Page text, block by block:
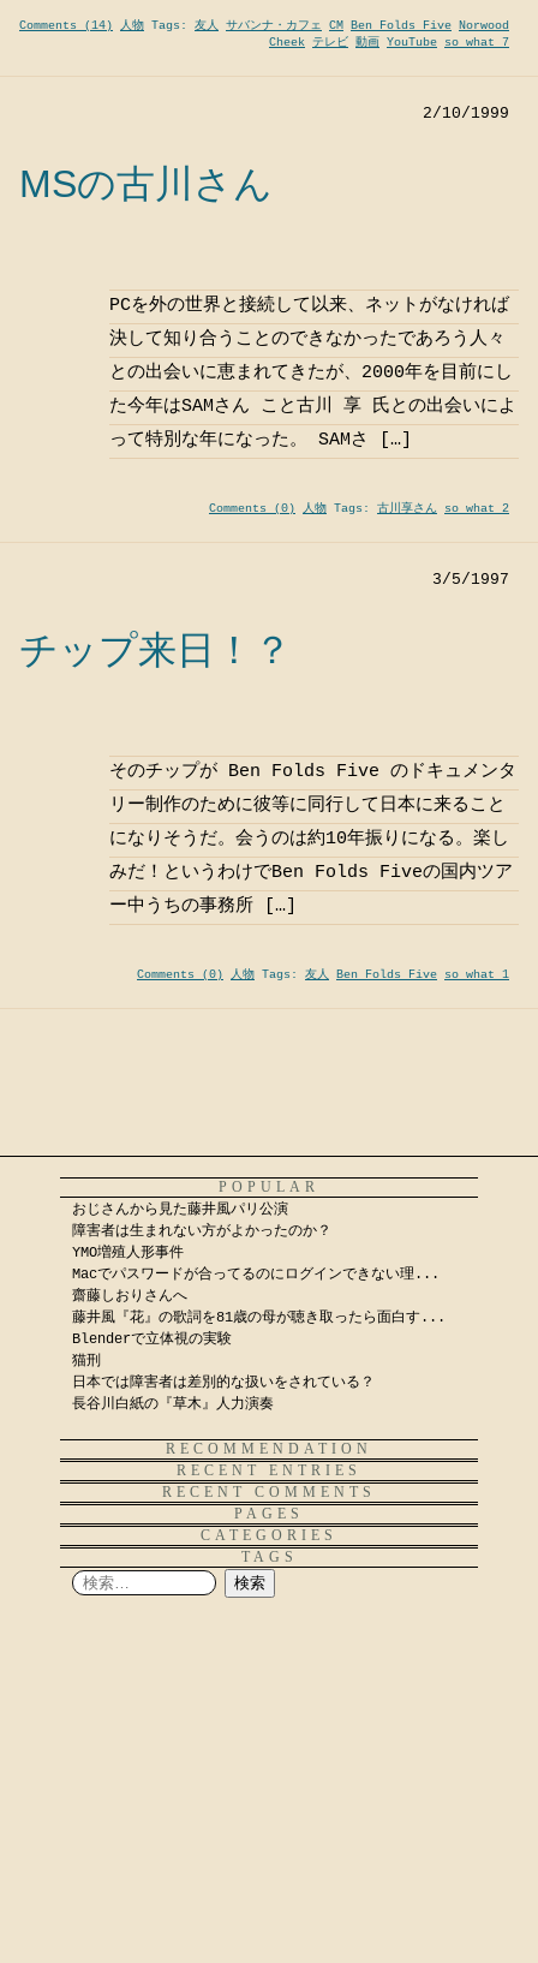
Comments (14) 人物 Tags: 友人 サバンナ・カフェ CM Ben Folds Five
Norwood
Cheek テレビ 動画 YouTube so what 7
2/10/1999
MSの古川さん
PCを外の世界と接続して以来、ネットがなければ
決して知り合うことのできなかったであろう人々
との出会いに恵まれてきたが、2000年を目前にし
た今年はSAMさん こと古川 享 氏との出会いによ
って特別な年になった。 SAMさ […]
Comments (0) 人物 Tags: 古川享さん so what 2
3/5/1997
チップ来日！？
そのチップが Ben Folds Five のドキュメンタ
リー制作のために彼等に同行して日本に来ること
になりそうだ。会うのは約10年振りになる。楽し
みだ！というわけでBen Folds Fiveの国内ツア
ー中うちの事務所 […]
Comments (0) 人物 Tags: 友人 Ben Folds Five so what 1
POPULAR
おじさんから見た藤井風パリ公演
障害者は生まれない方がよかったのか？
YMO増殖人形事件
Macでパスワードが合ってるのにログインできない理...
齋藤しおりさんへ
藤井風『花』の歌詞を81歳の母が聴き取ったら面白す...
Blenderで立体視の実験
猫刑
日本では障害者は差別的な扱いをされている？
長谷川白紙の『草木』人力演奏
RECOMMENDATION
RECENT ENTRIES
RECENT COMMENTS
PAGES
CATEGORIES
TAGS